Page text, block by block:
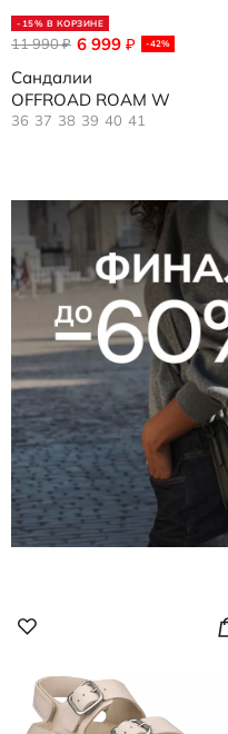
-15% В КОРЗИНЕ
6 999 ₽ -42%
11 990₽
Сандалии
OFFROAD ROAM W
36 37 38 39 40 41